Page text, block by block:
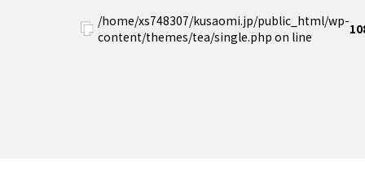
/home/xs748307/kusaomi.jp/public_html/wp-
content/themes/tea/single.php on line